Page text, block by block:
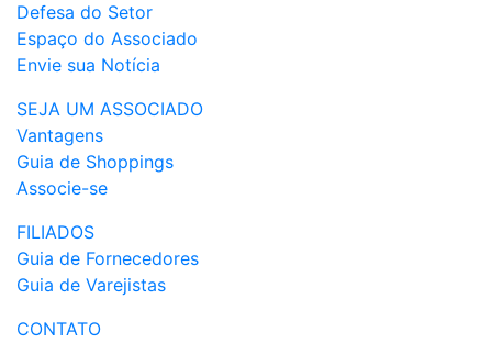
Defesa do Setor
Espaço do Associado
Envie sua Notícia
SEJA UM ASSOCIADO
Vantagens
Guia de Shoppings
Associe-se
FILIADOS
Guia de Fornecedores
Guia de Varejistas
CONTATO